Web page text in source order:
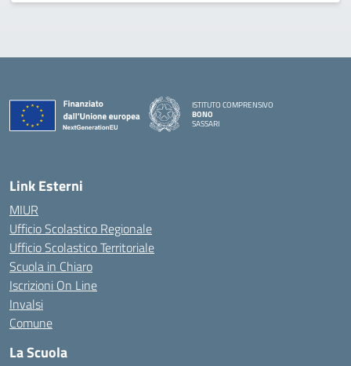
ISTITUTO COMPRENSIVO
BONO
SASSARI
Link Esterni
MIUR
Ufficio Scolastico Regionale
Ufficio Scolastico Territoriale
Scuola in Chiaro
Iscrizioni On Line
Invalsi
Comune
La Scuola